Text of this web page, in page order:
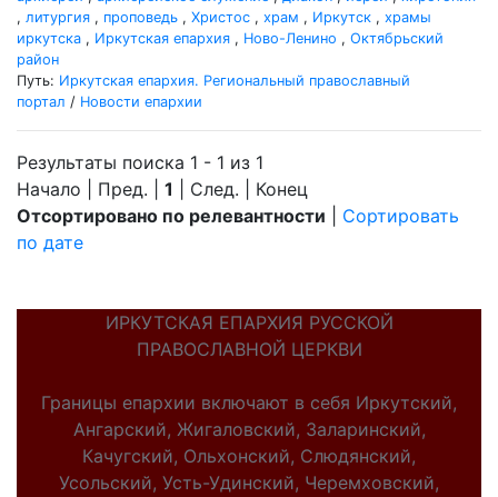
, литургия , проповедь , Христос , храм , Иркутск , храмы
иркутска , Иркутская епархия , Ново-Ленино , Октябрьский
район
Путь: Иркутская епархия. Региональный православный
портал / Новости епархии
Результаты поиска 1 - 1 из 1
Начало | Пред. | 1 | След. | Конец
Отсортировано по релевантности
Сортировать
по дате
ИРКУТСКАЯ ЕПАРХИЯ РУССКОЙ
ПРАВОСЛАВНОЙ ЦЕРКВИ
Границы епархии включают в себя Иркутский,
Ангарский, Жигаловский, Заларинский,
Качугский, Ольхонский, Слюдянский,
Усольский, Усть-Удинский, Черемховский,